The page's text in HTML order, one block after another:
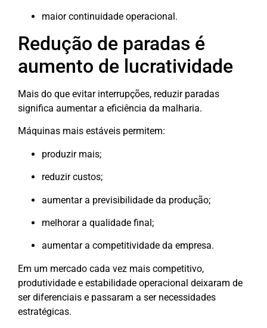
maior continuidade operacional.
Redução de paradas é
aumento de lucratividade
Mais do que evitar interrupções, reduzir paradas
significa aumentar a eficiência da malharia.
Máquinas mais estáveis permitem:
produzir mais;
reduzir custos;
aumentar a previsibilidade da produção;
melhorar a qualidade final;
aumentar a competitividade da empresa.
Em um mercado cada vez mais competitivo,
produtividade e estabilidade operacional deixaram de
ser diferenciais e passaram a ser necessidades
estratégicas.